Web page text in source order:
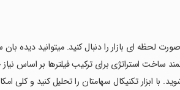
لحظه ای بازار را دنبال کنید. میتوانید دیده
ساخت استراتژی برای ترکیب فیلترها بر اساس
با ابزار تکنیکال سهامتان را تحلیل کنید و کلی